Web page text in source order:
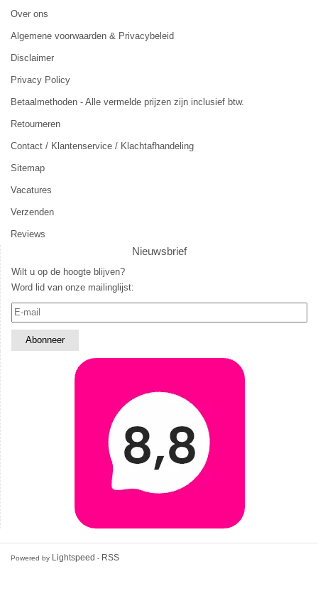
Over ons
Algemene voorwaarden & Privacybeleid
Disclaimer
Privacy Policy
Betaalmethoden - Alle vermelde prijzen zijn inclusief btw.
Retourneren
Contact / Klantenservice / Klachtafhandeling
Sitemap
Vacatures
Verzenden
Reviews
Nieuwsbrief
Wilt u op de hoogte blijven?
Word lid van onze mailinglijst:
Powered by Lightspeed - RSS